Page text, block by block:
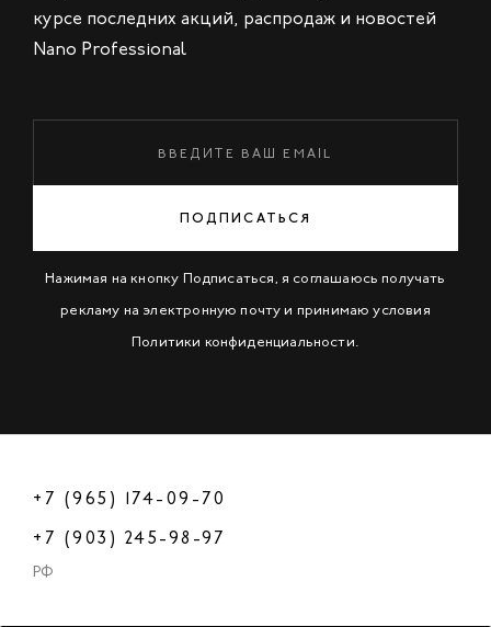
курсе последних акций, распродаж и новостей
Nano Professional
ПОДПИСАТЬСЯ
Нажимая на кнопку Подписаться, я соглашаюсь получать
рекламу на электронную почту и принимаю условия
Политики конфиденциальности.
+7 (965) 174-09-70
+7 (903) 245-98-97
РФ